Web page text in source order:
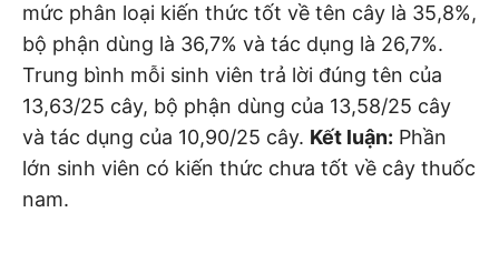
mức phân loại kiến thức tốt về tên cây là 35,8%,
bộ phận dùng là 36,7% và tác dụng là 26,7%.
Trung bình mỗi sinh viên trả lời đúng tên của
13,63/25 cây, bộ phận dùng của 13,58/25 cây
và tác dụng của 10,90/25 cây. Kết luận: Phần
lớn sinh viên có kiến thức chưa tốt về cây thuốc
nam.